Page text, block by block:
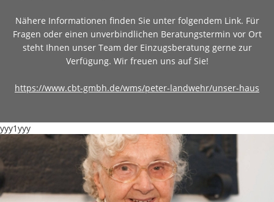
Nähere Informationen finden Sie unter folgendem Link. Für
Fragen oder einen unverbindlichen Beratungstermin vor Ort
steht Ihnen unser Team der Einzugsberatung gerne zur
Verfügung. Wir freuen uns auf Sie!
https://www.cbt-gmbh.de/wms/peter-landwehr/unser-haus
yyy1yyy